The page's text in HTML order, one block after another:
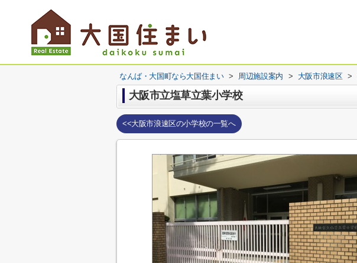
なんば・大国町なら大国住まい > 周辺施設案内 > 大阪市浪速区 >
大阪市立塩草立葉小学校
<<大阪市浪速区の小学校の一覧へ